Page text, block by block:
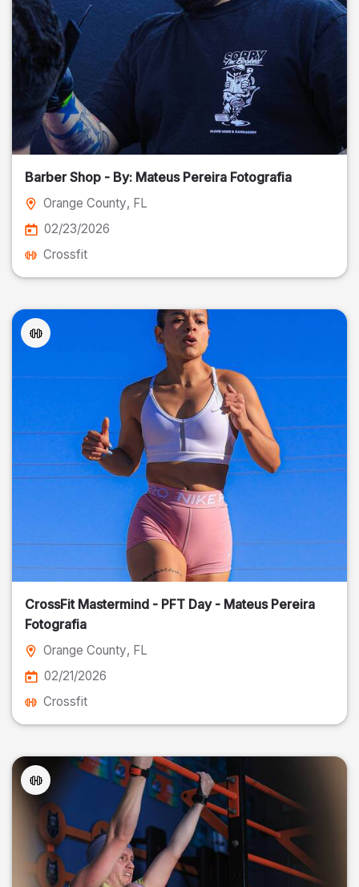
Barber Shop - By: Mateus Pereira Fotografia
Orange County, FL
02/23/2026
Crossfit
CrossFit Mastermind - PFT Day - Mateus Pereira
Fotografia
Orange County, FL
02/21/2026
Crossfit